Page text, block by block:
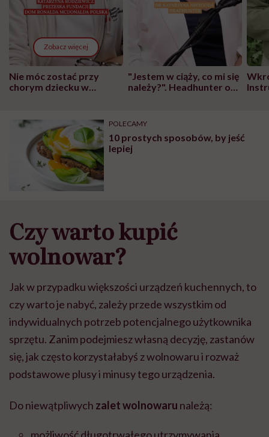
Zobacz więcej
Nie móc zostać przy
chorym dziecku w
może chyba tylko
głupota i brak
wyobraźni"
"Jestem w ciąży, co mi się
należy?". Headhunter o
pracy
POLECAMY
10 prostych sposobów, by jeść
lepiej
Czy warto kupić
wolnowar?
Jak w przypadku większości urządzeń kuchennych, to
czy warto je nabyć, zależy przede wszystkim od
indywidualnych potrzeb potencjalnego użytkownika
sprzętu. Zanim podejmiesz własną decyzję, zastanów
się, jak często korzystałabyś z wolnowaru i rozważ
podstawowe plusy i minusy tego urządzenia.
Do niewątpliwych zalet wolnowaru należą: